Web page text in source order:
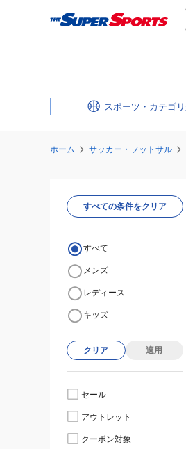
スポーツ・カテゴリ
ホーム サッカー・フットサル
すべての条件をクリア
すべて
メンズ
レディース
キッズ
クリア 適用
セール
アウトレット
クーポン対象